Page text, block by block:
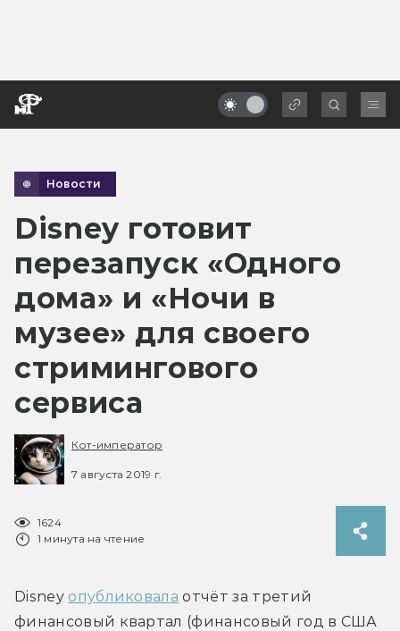
Новости
Disney готовит
перезапуск «Одного
дома» и «Ночи в
музее» для своего
стримингового
сервиса
Кот-император
7 августа 2019 г.
1624
1 минута на чтение
Disney опубликовала отчёт за третий
финансовый квартал (финансовый год в США